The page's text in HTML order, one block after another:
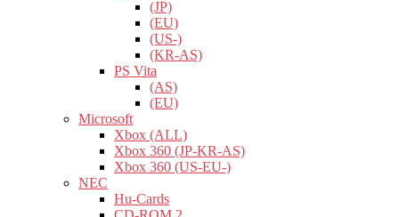
(JP)
(EU)
(US-)
(KR-AS)
PS Vita
(AS)
(EU)
Microsoft
Xbox (ALL)
Xbox 360 (JP-KR-AS)
Xbox 360 (US-EU-)
NEC
Hu-Cards